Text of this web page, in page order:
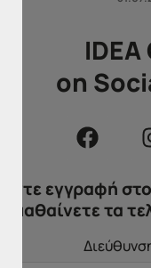
on
Κάντε εγγραφή
να μαθαίνετε τα